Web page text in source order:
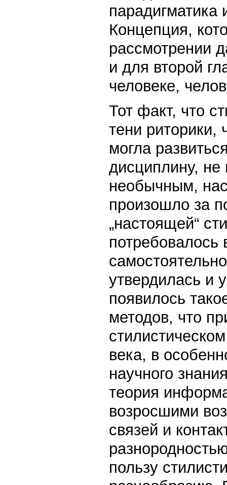
Концепция,
рассмотрении
и для второй
человеке,
Тот факт, что
тени риторики,
могла
дисциплину, не
необычным,
произошло за
„настоящей“
потребовалось
утвердилась и
появилось
методов, что
века, в
научного
теория
возросшими
связей и
пользу